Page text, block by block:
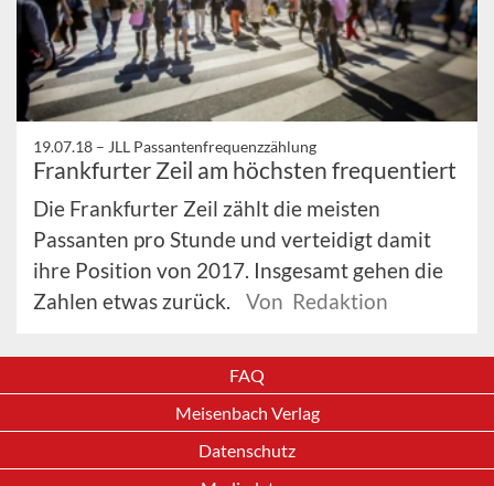
19.07.18 – JLL Passantenfrequenzzählung
Frankfurter Zeil am höchsten frequentiert
Die Frankfurter Zeil zählt die meisten
Passanten pro Stunde und verteidigt damit
ihre Position von 2017. Insgesamt gehen die
Zahlen etwas zurück.
Von Redaktion
FAQ
Meisenbach Verlag
Datenschutz